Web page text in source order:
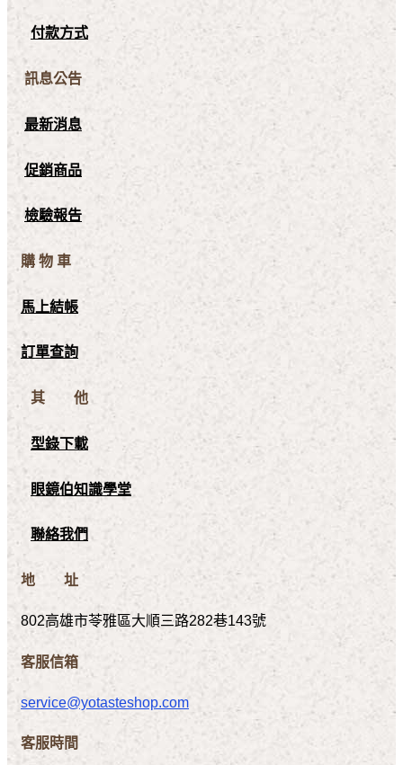
付款方式
訊息公告
最新消息
促銷商品
檢驗報告
購 物 車
馬上結帳
訂單查詢
其 他
型錄下載
眼鏡伯知識學堂
聯絡我們
地 址
802高雄市苓雅區大順三路282巷143號
客服信箱
service@yotasteshop.com
客服時間